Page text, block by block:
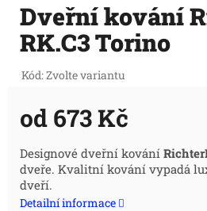
Dveřní kování
RK.C3 Torino
Kód:Zvolte variantu
od 673 Kč
Měrná
cena:
Designové dveřní kování
dveře. Kvalitní kování vypadá
dveří.
Detailní informace